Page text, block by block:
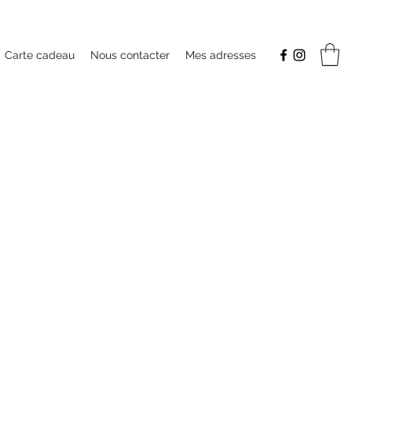
Carte cadeau Nous contacter Mes adresses